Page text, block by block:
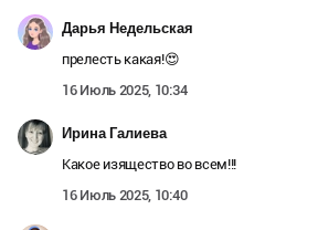
Дарья Недельская
прелесть какая!😍
16 Июль 2025, 10:34
Ирина Галиева
Какое изящество во всем!!!
16 Июль 2025, 10:40